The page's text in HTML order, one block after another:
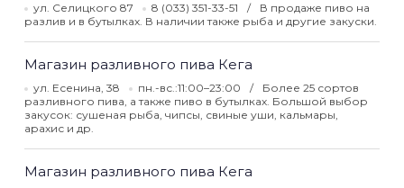
ул. Селицкого 87 8 (033) 351-33-51
В продаже пиво на
разлив и в бутылках. В наличии также рыба и другие закуски.
Магазин разливного пива Кега
ул. Есенина, 38 пн.-вс.:11:00–23:00
Более 25 сортов
разливного пива, а также пиво в бутылках. Большой выбор
закусок: сушеная рыба, чипсы, свиные уши, кальмары,
арахис и др.
Магазин разливного пива Кега